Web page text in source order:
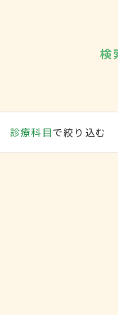
検
診療科目で絞り込む